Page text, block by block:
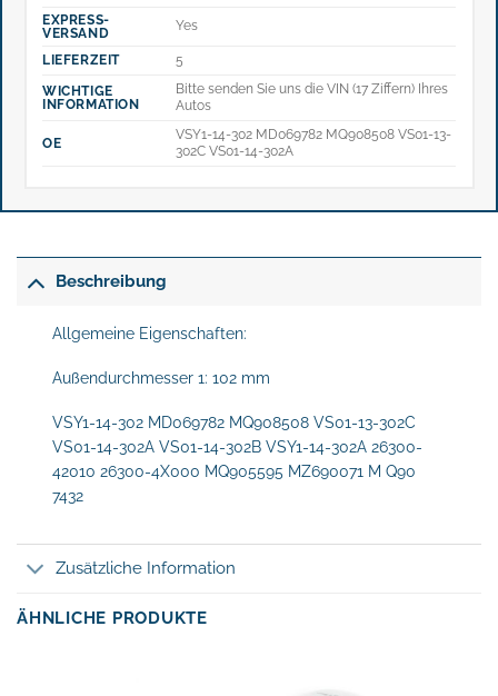
EXPRESS-
VERSAND
Yes
LIEFERZEIT
5
WICHTIGE
INFORMATION
Bitte senden Sie uns die VIN (17 Ziffern) Ihres
Autos
OE
VSY1-14-302 MD069782 MQ908508 VS01-13-
302C VS01-14-302A
Beschreibung
Allgemeine Eigenschaften:
Außendurchmesser 1: 102 mm
VSY1-14-302 MD069782 MQ908508 VS01-13-302C
VS01-14-302A VS01-14-302B VSY1-14-302A 26300-
42010 26300-4X000 MQ905595 MZ690071 M Q90
7432
Zusätzliche Information
ÄHNLICHE PRODUKTE